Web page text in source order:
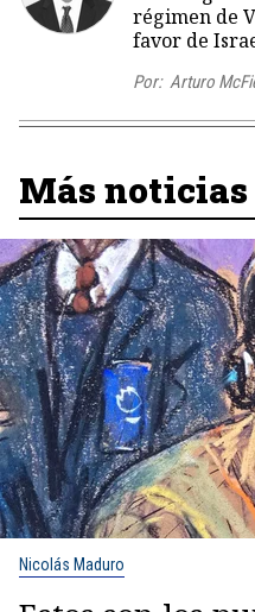
régimen de
favor de
Por: Arturo
Más noticias
Nicolás Maduro